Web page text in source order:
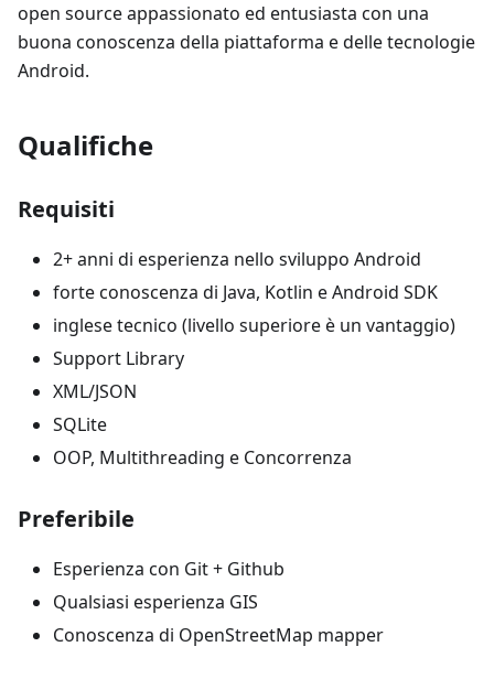
open source appassionato ed entusiasta con una
buona conoscenza della piattaforma e delle tecnologie
Android.
Qualifiche
Requisiti
2+ anni di esperienza nello sviluppo Android
forte conoscenza di Java, Kotlin e Android SDK
inglese tecnico (livello superiore è un vantaggio)
Support Library
XML/JSON
SQLite
OOP, Multithreading e Concorrenza
Preferibile
Esperienza con Git + Github
Qualsiasi esperienza GIS
Conoscenza di OpenStreetMap mapper